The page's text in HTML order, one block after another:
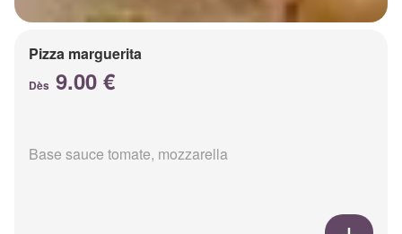
Pizza marguerita
Dès 9.00 €
Base sauce tomate, mozzarella